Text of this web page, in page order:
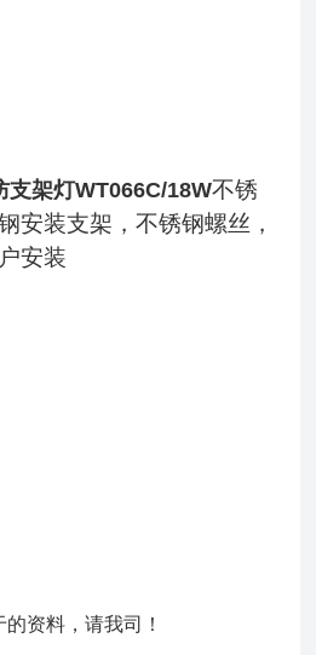
支架灯WT066C/18W不锈
安装支架，不锈钢螺丝，
安装
的资料，请我司！